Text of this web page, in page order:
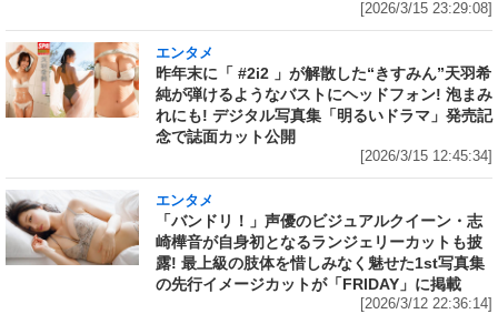
[2026/3/15 23:29:08]
エンタメ
昨年末に「 #2i2 」が解散した“きすみん”天羽希
純が弾けるようなバストにヘッドフォン! 泡まみ
れにも! デジタル写真集「明るいドラマ」発売記
念で誌面カット公開
[2026/3/15 12:45:34]
エンタメ
「バンドリ！」声優のビジュアルクイーン・志
崎樺音が自身初となるランジェリーカットも披
露! 最上級の肢体を惜しみなく魅せた1st写真集
の先行イメージカットが「FRIDAY」に掲載
[2026/3/12 22:36:14]